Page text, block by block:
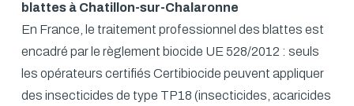
blattes à Chatillon-sur-Chalaronne
En France, le traitement professionnel des blattes est
encadré par le règlement biocide UE 528/2012 : seuls
les opérateurs certifiés Certibiocide peuvent appliquer
des insecticides de type TP18 (insecticides, acaricides